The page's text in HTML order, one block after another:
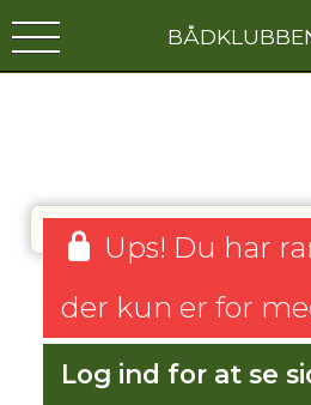
Ups! Du har
der kun er for
Log ind for at se